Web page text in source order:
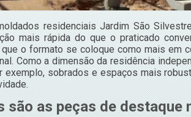
residenciais Jardim São
mais rápida do que o praticado
que o formato se coloque como mais em
Como a dimensão da residência
exemplo, sobrados e espaços mais
são as peças de destaque